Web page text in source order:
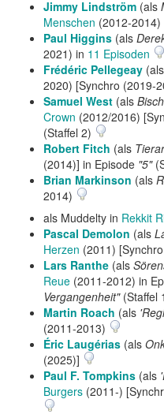
Jimmy Lindström (als
Menschen (2012-2014)
Paul Higgins (als
2021) in 11 Episoden
Frédéric Pellegeay (als
2020) [Synchro (2019-
Samuel West (als
Crown (2012/2016)
(Staffel 2)
Robert Fitch (als
(2014)] in Episode "5"
Brian Markinson (als
2014)
als Muddelty in Rekkit
Pascal Demolon (als
Herzen (2011)
Lars Ranthe (als
Reue (2011-2012) in
Vergangenheit"(Staffel
Martin Roach (als
(2011-2013)
Éric Laugérias (als
(2025)]
Paul F. Tompkins (als
Burgers (2011-)